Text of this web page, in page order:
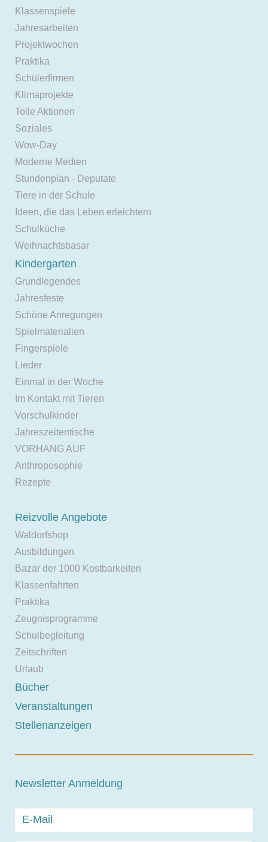
Klassenspiele
Jahresarbeiten
Projektwochen
Praktika
Schülerfirmen
Klimaprojekte
Tolle Aktionen
Soziales
Wow-Day
Moderne Medien
Stundenplan - Deputate
Tiere in der Schule
Ideen, die das Leben erleichtern
Schulküche
Weihnachtsbasar
Kindergarten
Grundlegendes
Jahresfeste
Schöne Anregungen
Spielmaterialien
Fingerspiele
Lieder
Einmal in der Woche
Im Kontakt mit Tieren
Vorschulkinder
Jahreszeitentische
VORHANG AUF
Anthroposophie
Rezepte
Reizvolle Angebote
Waldorfshop
Ausbildungen
Bazar der 1000 Kostbarkeiten
Klassenfahrten
Praktika
Zeugnisprogramme
Schulbegleitung
Zeitschriften
Urlaub
Bücher
Veranstaltungen
Stellenanzeigen
Newsletter Anmeldung